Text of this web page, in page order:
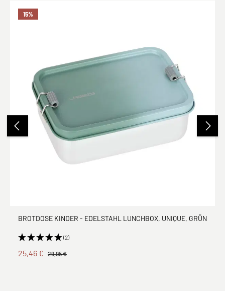
15%
BROTDOSE KINDER - EDELSTAHL LUNCHBOX, UNIQUE, GRÜN
(2)
25,46 € 29,95 €